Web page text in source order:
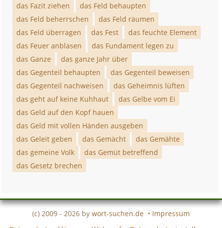
das Fazit ziehen
das Feld behaupten
das Feld beherrschen
das Feld räumen
das Feld überragen
das Fest
das feuchte Element
das Feuer anblasen
das Fundament legen zu
das Ganze
das ganze Jahr über
das Gegenteil behaupten
das Gegenteil beweisen
das Gegenteil nachweisen
das Geheimnis lüften
das geht auf keine Kuhhaut
das Gelbe vom Ei
das Geld auf den Kopf hauen
das Geld mit vollen Händen ausgeben
das Geleit geben
das Gemächt
das Gemähte
das gemeine Volk
das Gemüt betreffend
das Gesetz brechen
(c) 2009 - 2026 by wort-suchen.de • Impressum